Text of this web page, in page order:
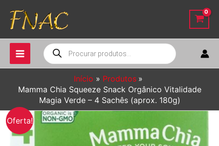
para
conteúdo
Pesquisar
produtos
Início
Produtos
Mamma Chia Squeeze Snack Orgânico Vitalidade
Magia Verde – 4 Sachês (aprox. 180g)
Oferta!